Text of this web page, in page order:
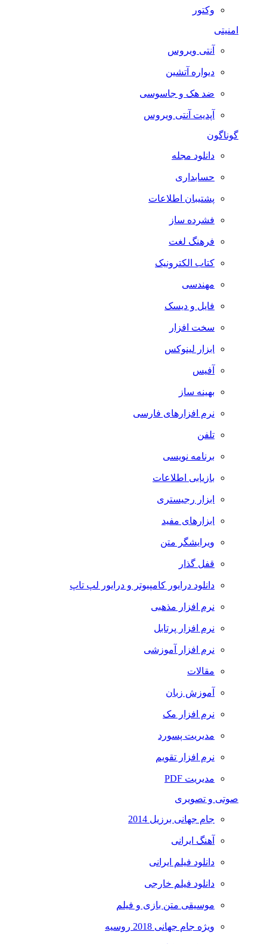
وکتور
امنیتی
آنتی ویروس
دیواره آتشین
ضد هک و جاسوسی
آپدیت آنتی ویروس
گوناگون
دانلود مجله
حسابداری
پشتیبان اطلاعات
فشرده ساز
فرهنگ لغت
کتاب الکترونیک
مهندسی
فایل و دیسک
سخت افزار
ابزار لینوکس
آفیس
بهینه ساز
نرم افزارهای فارسی
تلفن
برنامه نویسی
بازیابی اطلاعات
ابزار رجیستری
ابزارهای مفید
ویرایشگر متن
قفل گذار
دانلود درایور کامپیوتر و درایور لپ تاپ
نرم افزار مذهبی
نرم افزار پرتابل
نرم افزار آموزشی
مقالات
آموزش زبان
نرم افزار مک
مدیریت پسورد
نرم افزار تقویم
مدیریت PDF
صوتی و تصویری
جام جهانی برزیل 2014
آهنگ ایرانی
دانلود فیلم ایرانی
دانلود فیلم خارجی
موسیقی متن بازی و فیلم
ویژه جام جهانی 2018 روسیه